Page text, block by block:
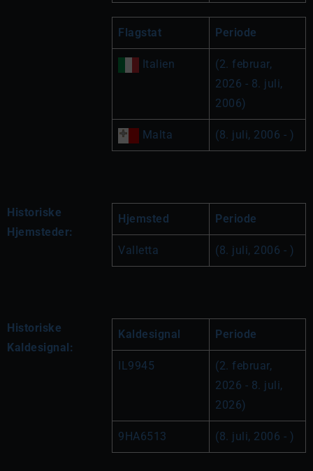
Flagstat Periode
Italien
(2. februar,
2026 - 8. juli,
2006)
Malta (8. juli, 2006 - )
Historiske
Hjemsteder:
Hjemsted Periode
Valletta (8. juli, 2006 - )
Historiske
Kaldesignal:
Kaldesignal Periode
IL9945
(2. februar,
2026 - 8. juli,
2026)
9HA6513 (8. juli, 2006 - )